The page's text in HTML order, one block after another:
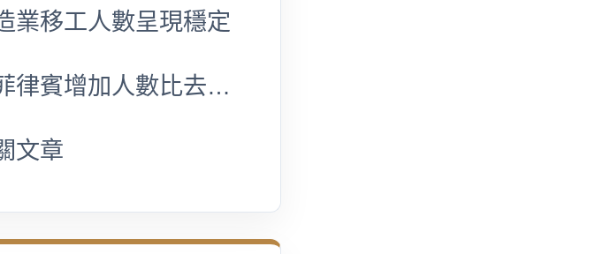
業移工人數呈現穩定
僅菲律賓增加人數比去年同期成長
文章